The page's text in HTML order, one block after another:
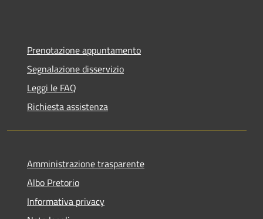
Prenotazione appuntamento
Segnalazione disservizio
Leggi le FAQ
Richiesta assistenza
Amministrazione trasparente
Albo Pretorio
Informativa privacy